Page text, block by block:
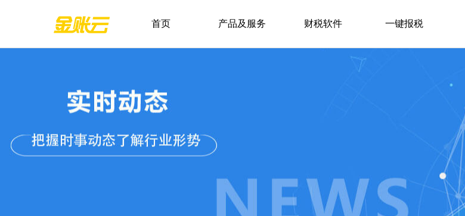
首页 产品及服务 财税软件 一键报税